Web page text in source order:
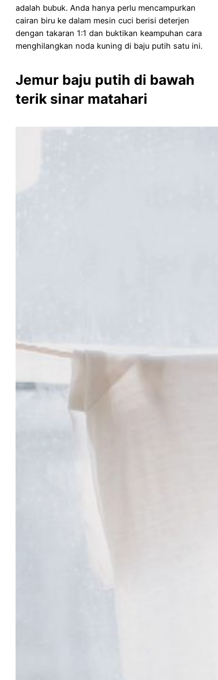
adalah bubuk. Anda hanya perlu mencampurkan
cairan biru ke dalam mesin cuci berisi deterjen
dengan takaran 1:1 dan buktikan keampuhan cara
menghilangkan noda kuning di baju putih satu ini.
Jemur baju putih di bawah
terik sinar matahari